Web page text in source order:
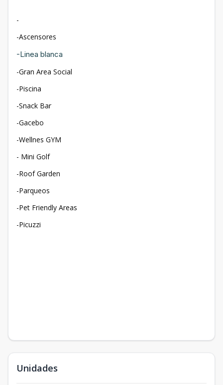
-
-Ascensores
-Linea blanca
-Gran Area Social
-Piscina
-Snack Bar
-Gacebo
-Wellnes GYM
- Mini Golf
-Roof Garden
-Parqueos
-Pet Friendly Areas
-Picuzzi
Unidades